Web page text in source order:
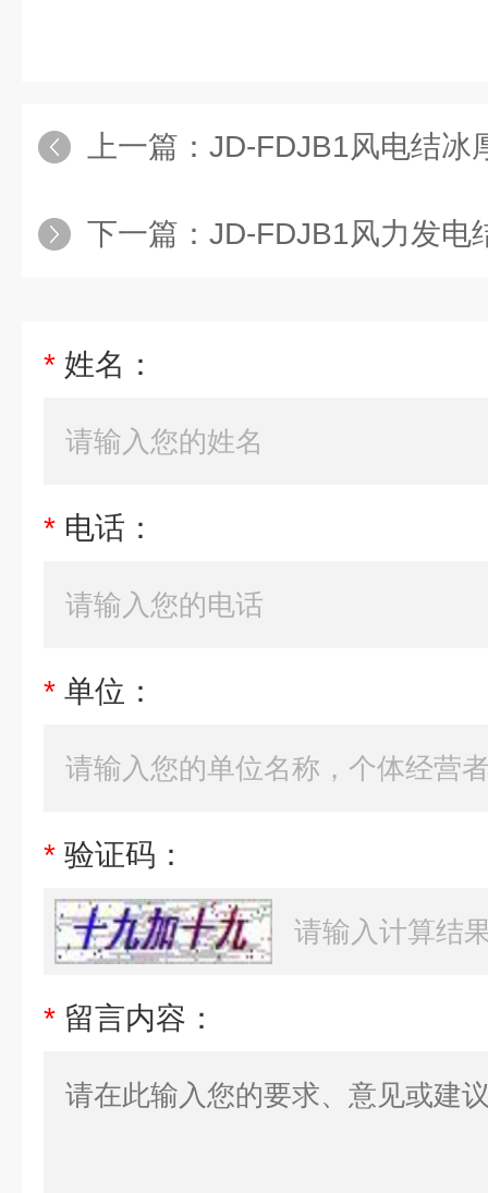
上一篇： JD-FDJB1风电结冰
下一篇： JD-FDJB1风力发电
* 姓名：
* 电话：
* 单位：
* 验证码：
* 留言内容：